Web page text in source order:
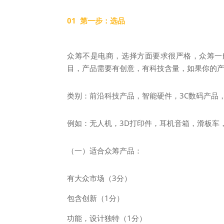
01 第一步：选品
众筹不是电商，选择方面要求很严格，众筹
目，产品需要有创意，有科技含量，如果你的
类别：前沿科技产品，智能硬件，3C数码产
例如：无人机，3D打印件，耳机音箱，滑板车
（一）适合众筹产品：
有大众市场（3分）
包含创新（1分）
功能，设计独特（1分）